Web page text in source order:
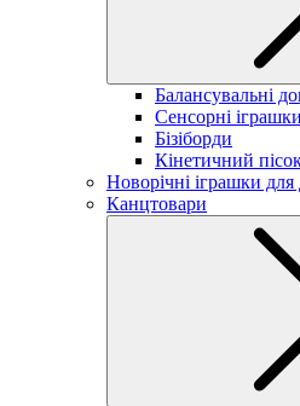
Балансувальні
Сенсорні іграшки
Бізіборди
Кінетичний
Новорічні іграшки для
Канцтовари